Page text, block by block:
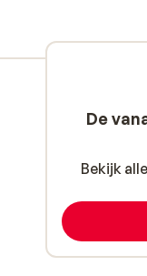
De
Bekijk